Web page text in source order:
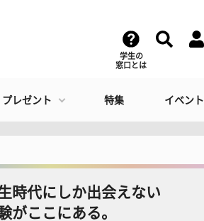
学生の
窓口とは
レゼント 特集 イベント
時代にしか出会えない
がここにある。